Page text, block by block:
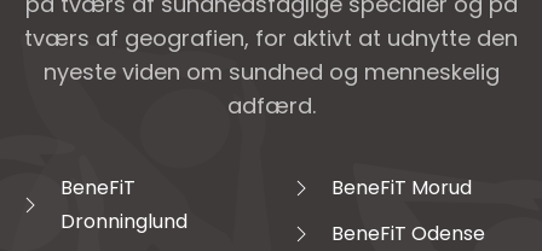
tværs af geografien, for aktivt at udnytte den
nyeste viden om sundhed og menneskelig
adfærd.
BeneFiT
Dronninglund
BeneFiT Morud
BeneFiT Odense